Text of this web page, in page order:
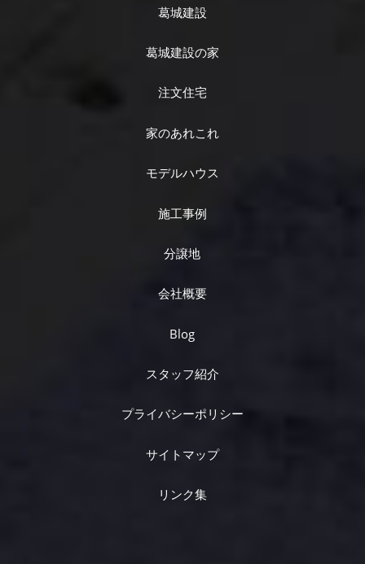
葛城建設
葛城建設の家
注文住宅
家のあれこれ
モデルハウス
施工事例
分譲地
会社概要
Blog
スタッフ紹介
プライバシーポリシー
サイトマップ
リンク集